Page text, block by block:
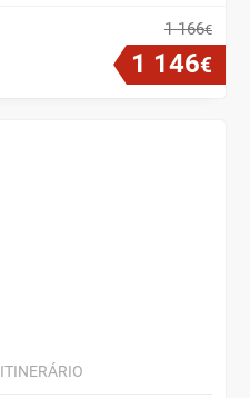
1 166€
1 146€
ITINERÁRIO